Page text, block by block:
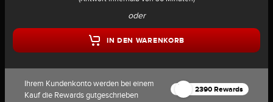
oder
IN DEN WARENKORB
Ihrem Kundenkonto werden bei einem
Kauf die Rewards gutgeschrieben
2390 Rewards